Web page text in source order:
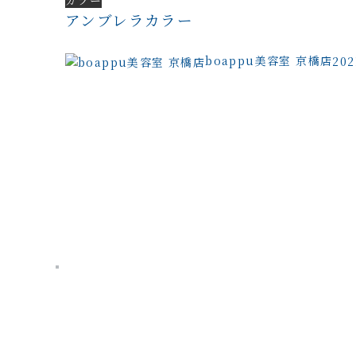
アンブレラカラー
boappu美容室 京橋店